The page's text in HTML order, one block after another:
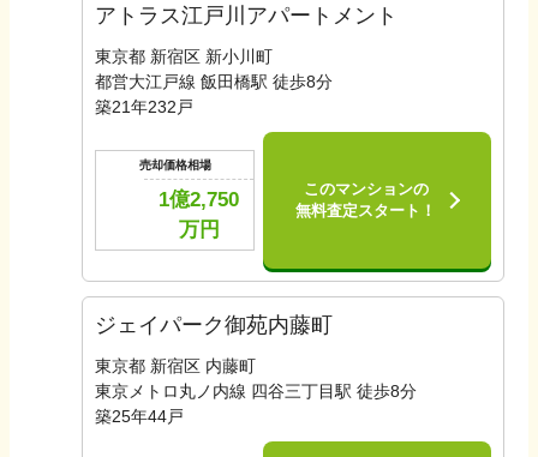
アトラス江戸川アパートメント
東京都 新宿区 新小川町
都営大江戸線 飯田橋駅 徒歩8分
築21年232 戸
売却価格相場
1億2,750
万円
このマンションの
無料査定スタート！
ジェイパーク御苑内藤町
東京都 新宿区 内藤町
東京メトロ丸ノ内線 四谷三丁目駅 徒歩8分
築25年44戸